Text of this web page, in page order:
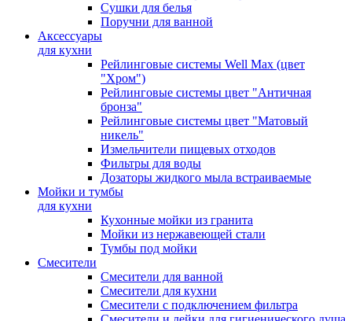
Сушки для белья
Поручни для ванной
Аксессуары
для кухни
Рейлинговые системы Well Max (цвет
"Хром")
Рейлинговые системы цвет "Античная
бронза"
Рейлинговые системы цвет "Матовый
никель"
Измельчители пищевых отходов
Фильтры для воды
Дозаторы жидкого мыла встраиваемые
Мойки и тумбы
для кухни
Кухонные мойки из гранита
Мойки из нержавеющей стали
Тумбы под мойки
Смесители
Смесители для ванной
Смесители для кухни
Смесители с подключением фильтра